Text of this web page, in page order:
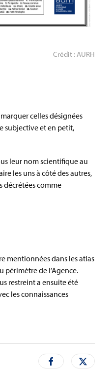
Crédit : AURH
celles désignées
subjective et en petit,
leur nom scientifique au
les uns à côté des autres,
décrétées comme
mentionnées dans les atlas
périmètre de l’Agence.
restreint a ensuite été
les connaissances